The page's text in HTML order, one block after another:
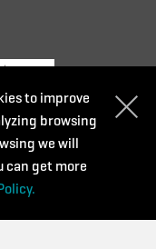
to improve
browsing
we will
can get more